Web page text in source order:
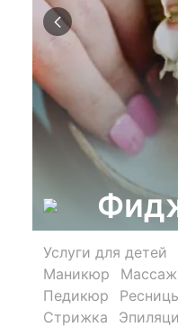
Услуги для детей
Маникюр
Массаж
Педикюр
Стрижка